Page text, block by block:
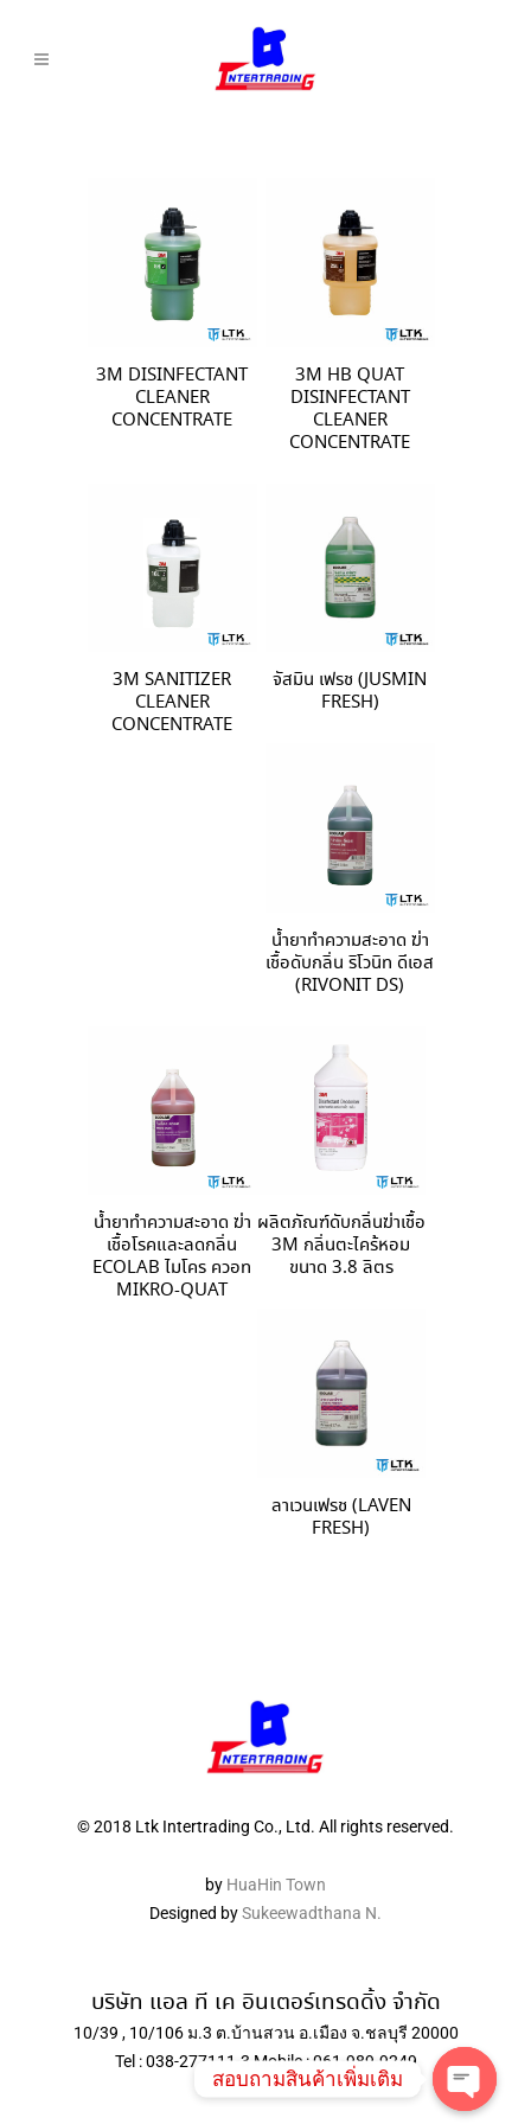
3M DISINFECTANT
CLEANER
CONCENTRATE
3M HB QUAT
DISINFECTANT
CLEANER
CONCENTRATE
3M SANITIZER
CLEANER
CONCENTRATE
จัสมิน เฟรช (JUSMIN
FRESH)
น้ำยาทำความสะอาด ฆ่า
เชื้อดับกลิ่น ริโวนิท ดีเอส
(RIVONIT DS)
น้ำยาทำความสะอาด ฆ่า
เชื้อโรคและลดกลิ่น
ECOLAB ไมโคร ควอท
MIKRO-QUAT
ผลิตภัณฑ์ดับกลิ่นฆ่าเชื้อ
3M กลิ่นตะไคร้หอม
ขนาด 3.8 ลิตร
ลาเวนเฟรช (LAVEN
FRESH)
© 2018 Ltk Intertrading Co., Ltd. All rights reserved.
by HuaHin Town
Designed bySukeewadthana N.
บริษัท แอล ที เค อินเตอร์เทรดดิ้ง จำกัด
10/39 , 10/106 ม.3 ต.บ้านสวน อ.เมือง จ.ชลบุรี 20000
Tel : 038-277111-3 Mobile : 061-989-9249
สอบถามสินค้าเพิ่มเติม